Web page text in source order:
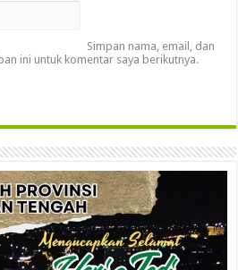
Simpan nama, email, dan
ini untuk komentar saya berikutnya.